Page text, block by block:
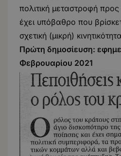
πολιτική μεταστροφή
έχει υπόβαθρο που
σχετική (μικρή)
Πρώτη δημοσίευση:
Φεβρουαρίου 2021